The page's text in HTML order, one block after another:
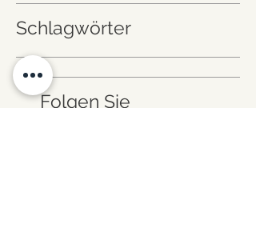
Schlagwörter
Folgen Sie